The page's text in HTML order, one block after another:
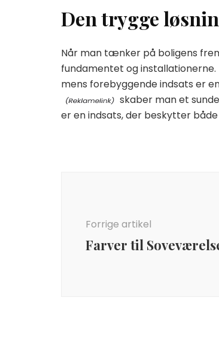
Den trygge
Når man tænker på boligens
fundamentet og
mens forebyggende indsats er
skaber man et
er en indsats, der beskytter
Forrige artikel
Farver til